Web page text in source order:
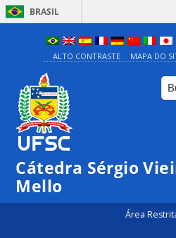
BRASIL
ALTO CONTRASTE
MAPA DO
Cátedra Sérgio
Mello
Área